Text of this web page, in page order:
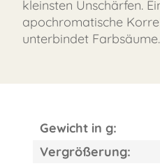
kleinsten Unschärfen.
apochromatische
unterbindet Farbsäume.
Gewicht in g:
Vergrößerung: